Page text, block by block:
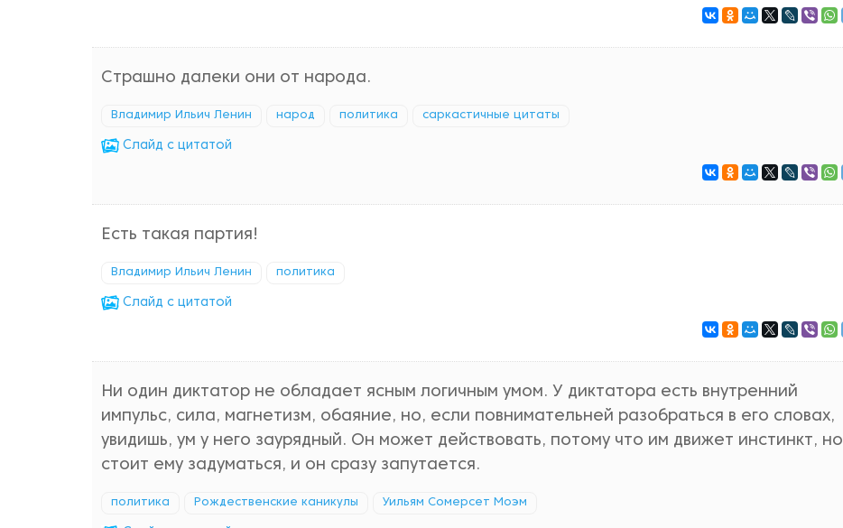
Страшно далеки они от народа.
Владимир Ильич Ленин народ политика саркастичные цитаты
Cлайд с цитатой
Есть такая партия!
Владимир Ильич Ленин политика
Cлайд с цитатой
Ни один диктатор не обладает ясным логичным умом. У диктатора есть внутренний
импульс, сила, магнетизм, обаяние, но, если повнимательней разобраться в его словах,
увидишь, ум у него заурядный. Он может действовать, потому что им движет инстинкт, но
стоит ему задуматься, и он сразу запутается.
политика Рождественские каникулы Уильям Сомерсет Моэм